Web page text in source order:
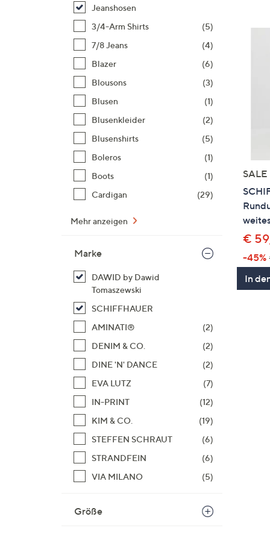
Jeanshosen
3/4-Arm Shirts
(5)
7/8 Jeans
(4)
Blazer
(6)
Blousons
(3)
Blusen
(1)
Blusenkleider
(2)
Blusenshirts
(5)
Boleros
(1)
Boots
(1)
Cardigan
(29)
Mehr anzeigen
Marke
DAWID by Dawid
Tomaszewski
SCHIFFHAUER
AMINATI®
(2)
DENIM & CO.
(2)
DINE 'N' DANCE
(2)
EVA LUTZ
(7)
IN-PRINT
(12)
KIM & CO.
(19)
STEFFEN SCHRAUT
(6)
STRANDFEIN
(6)
VIA MILANO
(5)
Größe
SALE
€
-45%
In